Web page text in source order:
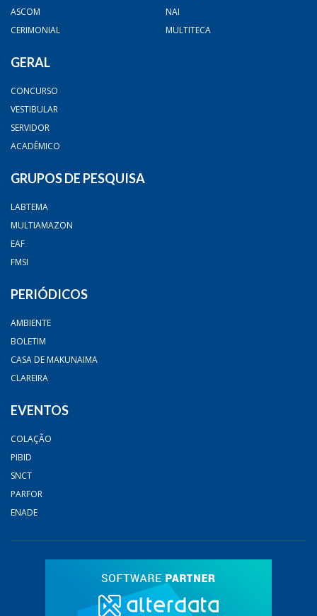
ASCOM
NAI
CERIMONIAL
MULTITECA
GERAL
CONCURSO
VESTIBULAR
SERVIDOR
ACADÊMICO
GRUPOS DE PESQUISA
LABTEMA
MULTIAMAZON
EAF
FMSI
PERIÓDICOS
AMBIENTE
BOLETIM
CASA DE MAKUNAIMA
CLAREIRA
EVENTOS
COLAÇÃO
PIBID
SNCT
PARFOR
ENADE